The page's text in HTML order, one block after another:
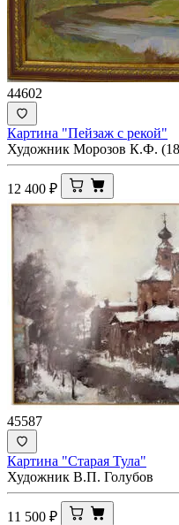
44602
Картина "Пейзаж с рекой"
Художник Морозов К.Ф.
12 400 ₽
45587
Картина "Старая Тула"
Художник В.П. Голубов
11 500 ₽